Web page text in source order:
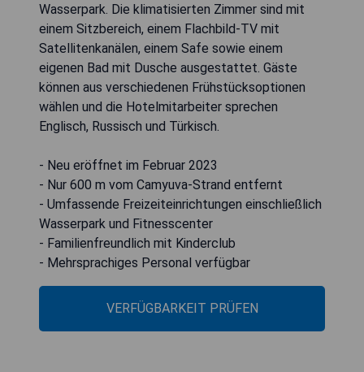
Wasserpark. Die klimatisierten Zimmer sind mit
einem Sitzbereich, einem Flachbild-TV mit
Satellitenkanälen, einem Safe sowie einem
eigenen Bad mit Dusche ausgestattet. Gäste
können aus verschiedenen Frühstücksoptionen
wählen und die Hotelmitarbeiter sprechen
Englisch, Russisch und Türkisch.
- Neu eröffnet im Februar 2023
- Nur 600 m vom Camyuva-Strand entfernt
- Umfassende Freizeiteinrichtungen einschließlich
Wasserpark und Fitnesscenter
- Familienfreundlich mit Kinderclub
- Mehrsprachiges Personal verfügbar
VERFÜGBARKEIT PRÜFEN